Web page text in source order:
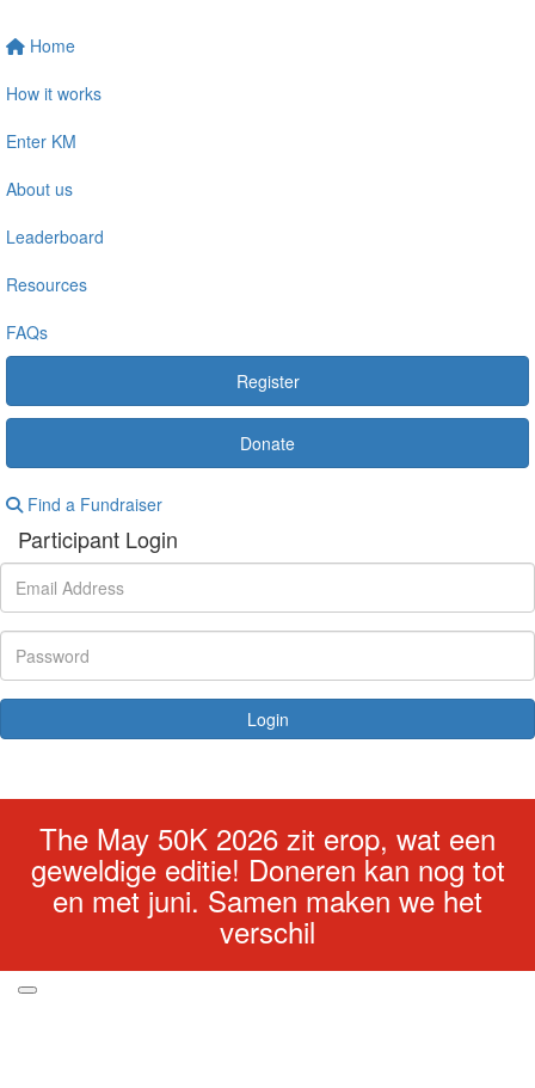
Home
How it works
Enter KM
About us
Leaderboard
Resources
FAQs
Register
Donate
Find a Fundraiser
Participant Login
Login
The May 50K 2026 zit erop, wat een
geweldige editie! Doneren kan nog tot
en met juni. Samen maken we het
verschil